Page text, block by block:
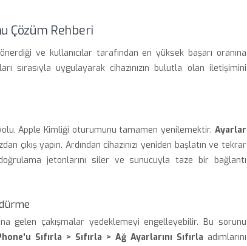
Çözüm Rehberi
ve kullanıcılar tarafından en yüksek başarı oranına
sırasıyla uygulayarak cihazınızın bulutla olan iletişimini
Apple Kimliği oturumunu tamamen yenilemektir. Ayarlar
çıkış yapın. Ardından cihazınızı yeniden başlatın ve tekrar
jetonlarını siler ve sunucuyla taze bir bağlantı
gelen çakışmalar yedeklemeyi engelleyebilir. Bu sorunu
Sıfırla > Sıfırla > Ağ Ayarlarını Sıfırla adımlarını